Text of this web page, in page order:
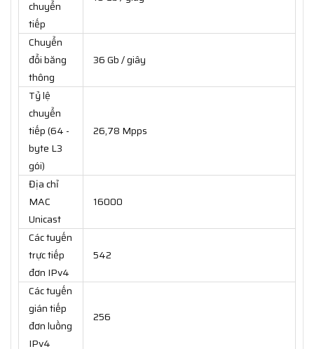
chuyển
tiếp
Chuyển
đổi băng
thông
36 Gb / giây
Tỷ lệ
chuyển
tiếp (64 -
byte L3
gói)
26,78 Mpps
Địa chỉ
MAC
Unicast
16000
Các tuyến
trực tiếp
đơn IPv4
542
Các tuyến
gián tiếp
đơn luồng
IPv4
256